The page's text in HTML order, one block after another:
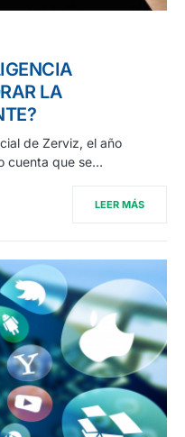
LA
de Zerviz, el año
cuenta que se…
LEER MÁS